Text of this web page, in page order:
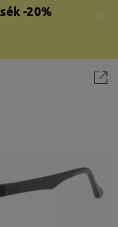
-20%